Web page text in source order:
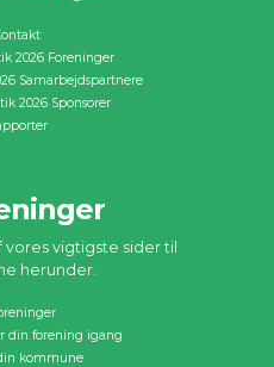
2026 Foreninger
Samarbejdspartnere
2026 Sponsorer
vores vigtigste sider til
herunder.
din forening igang
kommune